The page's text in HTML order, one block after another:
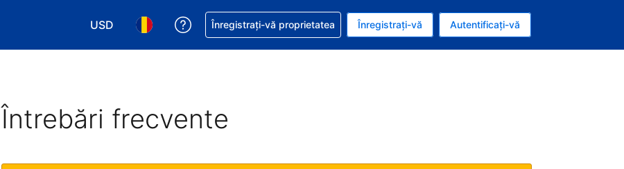
USD
Alegeţi moneda. Moneda actuală este Dolar american
Alegeți limba. Limba actuală este Română
Primiți asistență cu privire la rezervarea dvs.
Înregistrați-vă proprietatea Înregistrați-vă Autentificați-vă
Întrebări frecvente